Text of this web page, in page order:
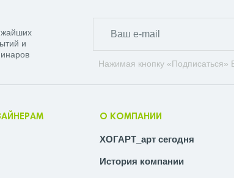
и
Нажимая кнопку «Подписаться»
О КОМПАНИИ
ХОГАРТ_арт сегодня
История компании